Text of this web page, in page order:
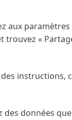
aux
trouvez «
des instructions,
des données